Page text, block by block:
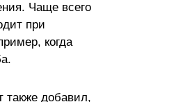
Чаще всего
при
когда
также добавил,